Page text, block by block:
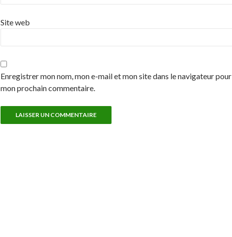
Site web
Enregistrer mon nom, mon e-mail et mon site dans le navigateur pour
mon prochain commentaire.